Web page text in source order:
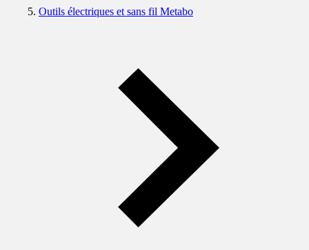
Outils électriques et sans fil Metabo